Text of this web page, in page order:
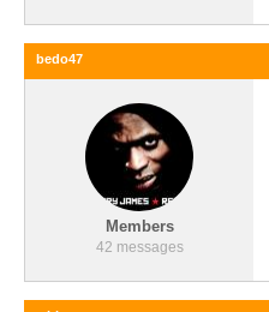
bedo47
Members
42 messages